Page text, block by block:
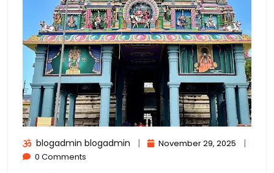
blogadmin blogadmin | November 29, 2025 |
0 Comments